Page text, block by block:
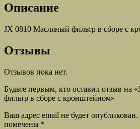
Описание
JX 0810 Масляный фильтр в сборе с
Отзывы
Отзывов пока нет.
Будьте первым, кто оставил отзыв на
фильтр в сборе с кронштейном»
Ваш адрес email не будет опубликован.
помечены *